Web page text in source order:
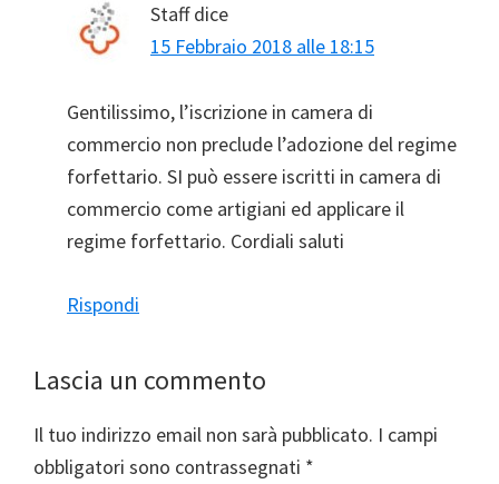
Staff dice
15 Febbraio 2018 alle 18:15
Gentilissimo, l’iscrizione in camera di
commercio non preclude l’adozione del regime
forfettario. SI può essere iscritti in camera di
commercio come artigiani ed applicare il
regime forfettario. Cordiali saluti
Rispondi
Lascia un commento
Il tuo indirizzo email non sarà pubblicato. I campi
obbligatori sono contrassegnati *